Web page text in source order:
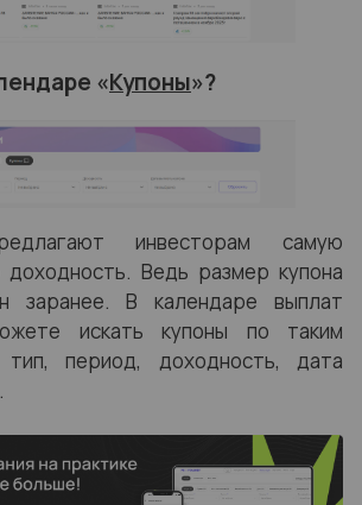
«Купоны»?
инвесторам самую
доходность. Ведь размер купона
заранее. В календаре выплат
искать купоны по таким
период, доходность, дата